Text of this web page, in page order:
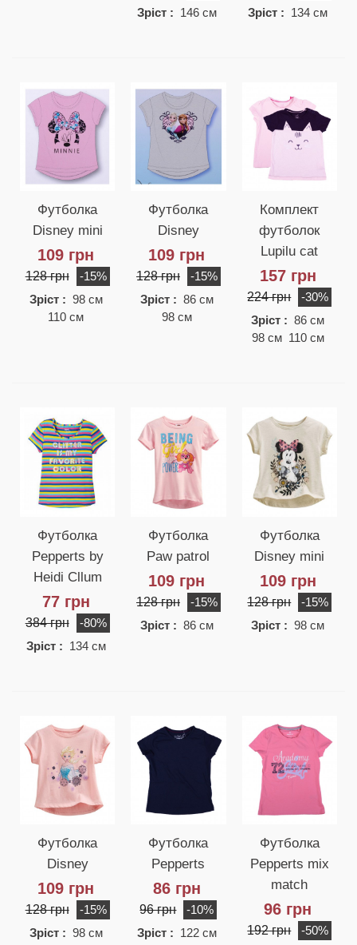
Зріст : 146 см
Зріст : 134 см
Футболка
Disney mini
109 грн
128 грн
-15%
Зріст : 98 см
110 см
Футболка
Disney
109 грн
128 грн
-15%
Зріст : 86 см
98 см
Комплект
футболок
Lupilu cat
157 грн
224 грн
-30%
Зріст : 86 см
98 см 110 см
Футболка
Pepperts by
Heidi Cllum
77 грн
384 грн
-80%
Зріст : 134 см
Футболка
Paw patrol
109 грн
128 грн
-15%
Зріст : 86 см
Футболка
Disney mini
109 грн
128 грн
-15%
Зріст : 98 см
Футболка
Disney
109 грн
128 грн
-15%
Зріст : 98 см
Футболка
Pepperts
86 грн
96 грн
-10%
Зріст : 122 см
Футболка
Pepperts mix
match
96 грн
192 грн -50%